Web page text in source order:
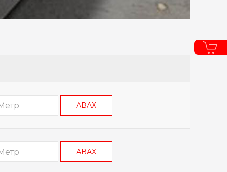
АВАХ
АВАХ